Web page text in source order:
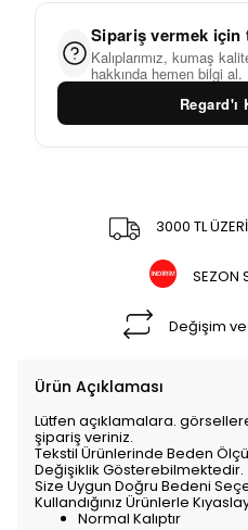
Sipariş vermek
Kalıplarımız, kumaş
hakkında hemen bilgi al.
Regard'ı
3000 TL
SEZON
Değişim
Ürün Açıklaması
Lütfen açıklamalara.
şipariş veriniz.
Tekstil Ürünlerinde Beden
Değişiklik Gösterebilmektedir.
Size Uygun Doğru Bedeni
Kullandığınız Ürünlerle
Normal Kalıptır